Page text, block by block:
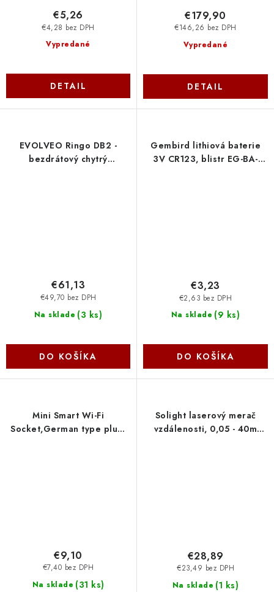
Vypredané
€4,28 bez DPH
€5,26
DETAIL
Vypredané
€146,26 bez DPH
€179,90
DETAIL
EVOLVEO Ringo DB2 -
bezdrátový chytrý
Na sklade (3 ks)
€49,70 bez DPH
€61,13
DO KOŠÍKA
Gembird lithiová baterie
3V CR123, blistr EG-BA-
Na sklade (9 ks)
€2,63 bez DPH
€3,23
DO KOŠÍKA
Mini Smart Wi-Fi
Socket,German type plug!
Na sklade (31 ks)
€7,40 bez DPH
€9,10
Solight laserový merač
vzdálenosti, 0,05 - 40m
Na sklade (1 ks)
€23,49 bez DPH
€28,89